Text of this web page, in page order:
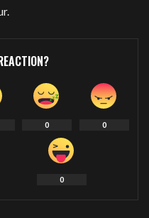
0 0
0